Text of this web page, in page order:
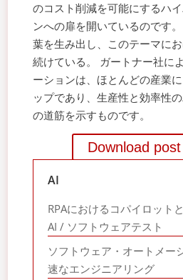
のコスト削減を可能にするハ
ンへの扉を開いているのです
葉を生み出し、このテーマに
続けている。 ガートナー社に
ーションは、ほとんどの産業
ップであり、生産性と効率性
の道筋を示すものです。
Download
AI
RPAにおけるコパイロット
AI / ソフトウェアテスト
ソフトウェア・オートメー
速なエンジニアリング